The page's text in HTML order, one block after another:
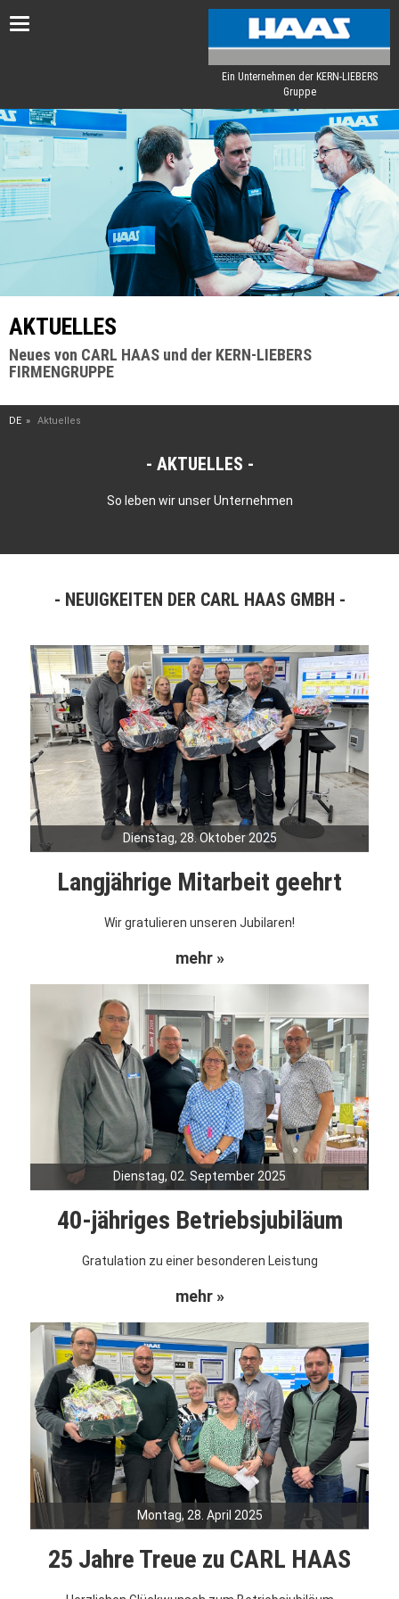
Toggle
Ein Unternehmen der KERN-LIEBERS
Gruppe
AKTUELLES
Neues von CARL HAAS und der KERN-LIEBERS
FIRMENGRUPPE
DE Aktuelles
AKTUELLES
So leben wir unser Unternehmen
NEUIGKEITEN DER CARL HAAS GMBH
Dienstag, 28. Oktober 2025
Langjährige Mitarbeit geehrt
Wir gratulieren unseren Jubilaren!
mehr »
Dienstag, 02. September 2025
40-jähriges Betriebsjubiläum
Gratulation zu einer besonderen Leistung
mehr »
Montag, 28. April 2025
25 Jahre Treue zu CARL HAAS